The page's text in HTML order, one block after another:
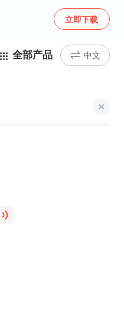
立即下载
全部产品 中文